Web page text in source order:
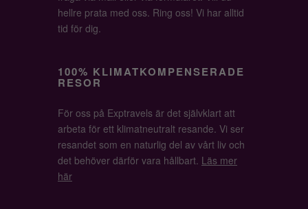
hellre prata med oss. Ring oss! Vi har alltid
tid för dig.
100% KLIMATKOMPENSERADE
RESOR
För oss på Exptravels är det självklart att
arbeta för ett klimatneutralt resande. Vi ser
resandet som en naturlig del av vårt liv och
det behöver därför vara hållbart. Läs mer
här